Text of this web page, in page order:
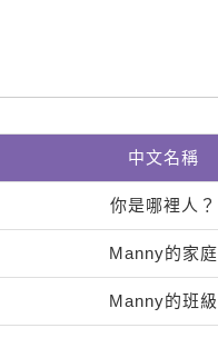
中文名稱
你是哪裡人？
Manny的家庭
Manny的班級